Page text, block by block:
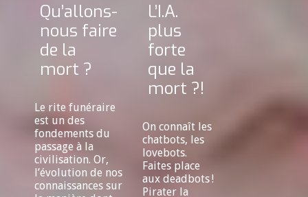
Qu’allons-
nous faire
de la
mort ?
Le rite funéraire
est un des
fondements du
passage à la
civilisation. Or,
l’évolution de nos
connaissances sur
L’I.A.
plus
forte
que la
mort ?!
On connaît les
chatbots, les
lovebots.
Faites place
aux deadbots !
Pirater la